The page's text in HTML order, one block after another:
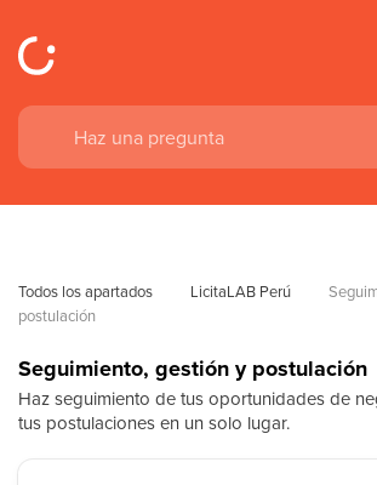
Todos los apartados LicitaLAB Perú
postulación
Seguimiento, gestión y postulación
Haz seguimiento de tus oportunidades de
tus postulaciones en un solo lugar.